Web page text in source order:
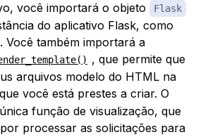
você importará o objeto Flask
do aplicativo Flask, como
Você também importará a
, que permite que
arquivos modelo do HTML na
que você está prestes a criar. O
função de visualização, que
processar as solicitações para